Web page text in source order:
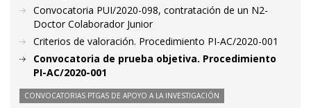
Convocatoria PUI/2020-098, contratación de un N2-
Doctor Colaborador Junior
Criterios de valoración. Procedimiento PI-AC/2020-001
Convocatoria de prueba objetiva. Procedimiento
PI-AC/2020-001
CONVOCATORIAS PTGAS DE APOYO A LA INVESTIGACIÓN